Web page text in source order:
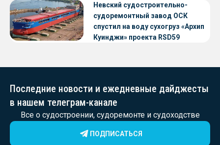
Невский судостроительно-
судоремонтный завод ОСК
спустил на воду сухогруз «Архип
Куинджи» проекта RSD59
Последние новости и ежедневные дайджесты
в нашем телеграм-канале
Все о судостроении, судоремонте и судоходстве
ПОДПИСАТЬСЯ